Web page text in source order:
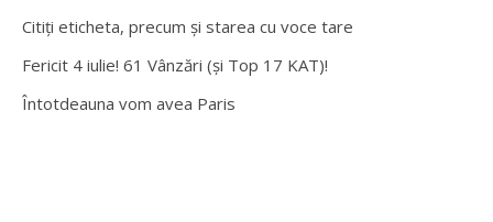
Citiți eticheta, precum și starea cu voce tare
Fericit 4 iulie! 61 Vânzări (și Top 17 KAT)!
Întotdeauna vom avea Paris